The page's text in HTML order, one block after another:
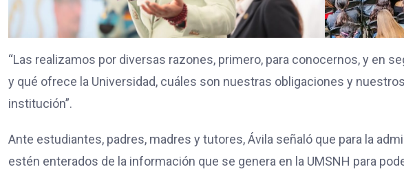
“Las realizamos por diversas razones, primero, para conocernos, y en
y qué ofrece la Universidad, cuáles son nuestras obligaciones y
institución”.
Ante estudiantes, padres, madres y tutores, Ávila señaló que para la
estén enterados de la información que se genera en la UMSNH para